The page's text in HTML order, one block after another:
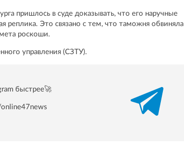
пришлось в суде доказывать, что его наручные
реплика. Это связано с тем, что таможня обвиняла
роскоши.
управления (СЗТУ).
быстрее🚀